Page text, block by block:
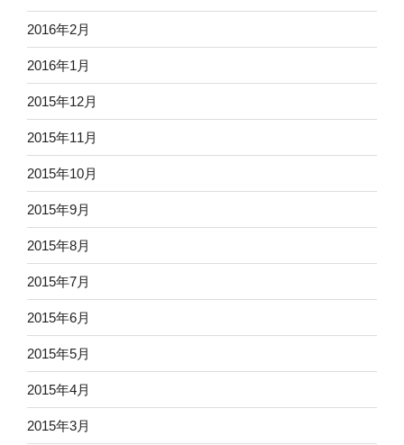
2016年2月
2016年1月
2015年12月
2015年11月
2015年10月
2015年9月
2015年8月
2015年7月
2015年6月
2015年5月
2015年4月
2015年3月